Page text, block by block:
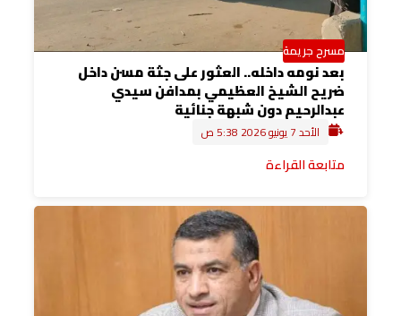
مسرح جريمة
بعد نومه داخله.. العثور على جثة مسن داخل
ضريح الشيخ العظيمي بمدافن سيدي
عبدالرحيم دون شبهة جنائية
الأحد 7 يونيو 2026 5:38 ص
متابعة القراءة